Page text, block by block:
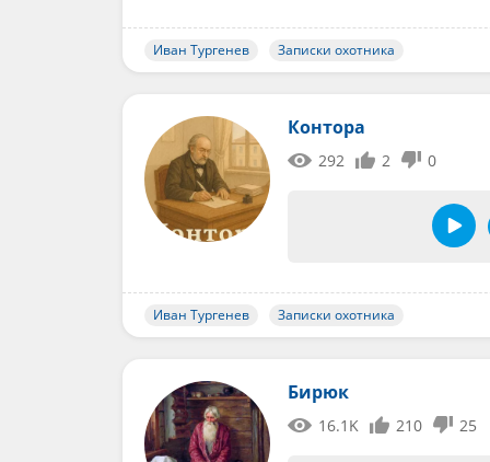
Иван Тургенев Записки охотника
Контора
292 2 0
Иван Тургенев Записки охотника
Бирюк
16.1K 210 25